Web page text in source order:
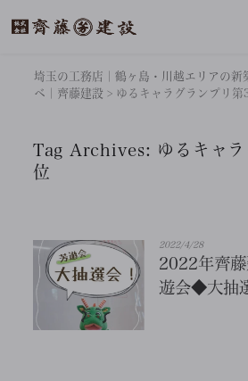
埼玉の工務店｜鶴ヶ島・川越エリアの新
ベ｜齊藤建設 > ゆるキャラグランプリ第
Tag Archives: ゆるキャ
位
2022/4/28
2022年齊
遊会◆大抽